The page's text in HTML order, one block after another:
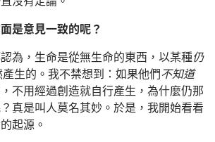
是意見一致的呢？
為，生命是從無生命的東西，以某種仍
生的。我不禁想到：如果他們不知道
不用經過創造就自行產生，為什麼仍那
真是叫人莫名其妙。於是，我開始看看
起源。